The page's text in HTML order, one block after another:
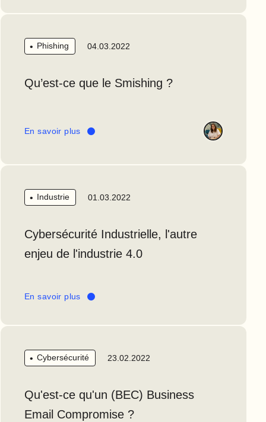
Phishing 04.03.2022
Qu’est-ce que le Smishing ?
En savoir plus
Industrie 01.03.2022
Cybersécurité Industrielle, l'autre
enjeu de l'industrie 4.0
En savoir plus
Cybersécurité 23.02.2022
Qu'est-ce qu'un (BEC) Business
Email Compromise ?